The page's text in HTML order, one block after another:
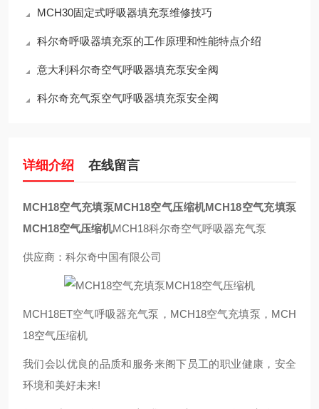
MCH30固定式呼吸器填充泵维修技巧
科尔奇呼吸器填充泵的工作原理和性能特点介绍
意大利科尔奇空气呼吸器填充泵安全阀
科尔奇充气泵空气呼吸器填充泵安全阀
详细介绍 在线留言
MCH18空气充填泵MCH18空气压缩机MCH18空气充填泵
MCH18空气压缩机MCH18科尔奇空气呼吸器充气泵
供应商：科尔奇中国有限公司
MCH18ET空气呼吸器充气泵，MCH18空气充填泵，MCH
18空气压缩机
我们会以优良的品质和服务来阁下员工的职业健康，安全
环境和美好未来!